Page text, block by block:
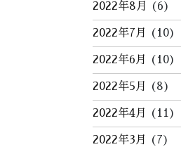
2022年8月 (6)
2022年7月 (10)
2022年6月 (10)
2022年5月 (8)
2022年4月 (11)
2022年3月 (7)